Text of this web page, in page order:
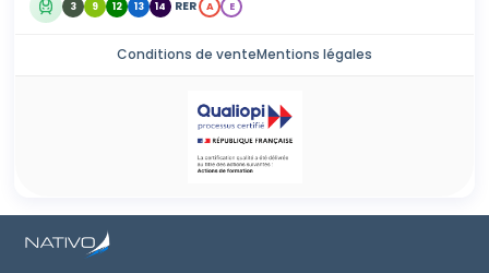
3 9 12 13 14 RER A E
Conditions de venteMentions légales